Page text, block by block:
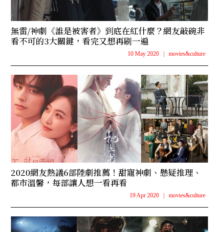
無雷/神劇《誰是被害者》到底在紅什麼？網友敲碗非
看不可的3大關鍵，看完又想再刷一遍
10 May 2020 | movies&culture
2020網友熱議6部陸劇推薦！甜寵神劇、懸疑推理、
都市溫馨，每部讓人想一看再看
19 Apr 2020 | movies&culture